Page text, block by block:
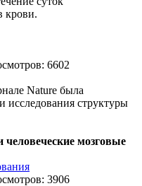
крови.
6602
Nature была
исследования структуры
мозговые
3906